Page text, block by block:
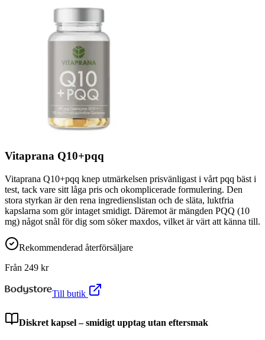
Vitaprana Q10+pqq
Vitaprana Q10+pqq knep utmärkelsen prisvänligast i vårt pqq bäst i
test, tack vare sitt låga pris och okomplicerade formulering. Den
stora styrkan är den rena ingredienslistan och de släta, luktfria
kapslarna som gör intaget smidigt. Däremot är mängden PQQ (10
mg) något snål för dig som söker maxdos, vilket är värt att känna till.
Rekommenderad återförsäljare
Från 249 kr
Till butik
Diskret kapsel – smidigt upptag utan eftersmak